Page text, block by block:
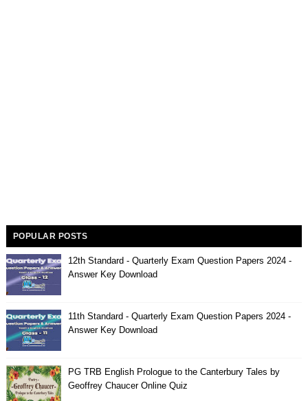
POPULAR POSTS
12th Standard - Quarterly Exam Question Papers 2024 -
Answer Key Download
11th Standard - Quarterly Exam Question Papers 2024 -
Answer Key Download
PG TRB English Prologue to the Canterbury Tales by
Geoffrey Chaucer Online Quiz